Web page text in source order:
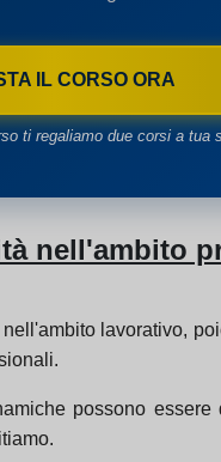
IL CORSO ORA
ti regaliamo due corsi a tua
nell'ambito
lavorativo,
possono